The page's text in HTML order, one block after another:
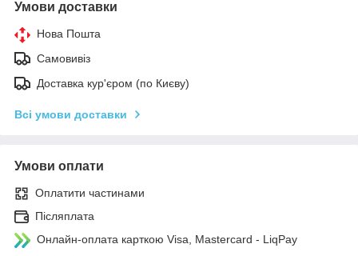
Умови доставки
Нова Пошта
Самовивіз
Доставка кур'єром (по Києву)
Всі умови доставки
Умови оплати
Оплатити частинами
Післяплата
Онлайн-оплата карткою Visa, Mastercard - LiqPay